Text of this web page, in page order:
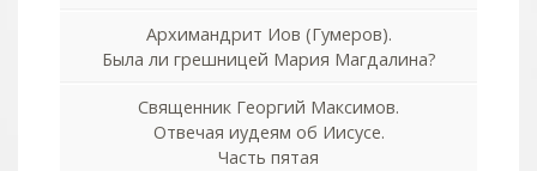
Архимандрит Иов (Гумеров).
Была ли грешницей Мария Магдалина?
Священник Георгий Максимов.
Отвечая иудеям об Иисусе.
Часть пятая